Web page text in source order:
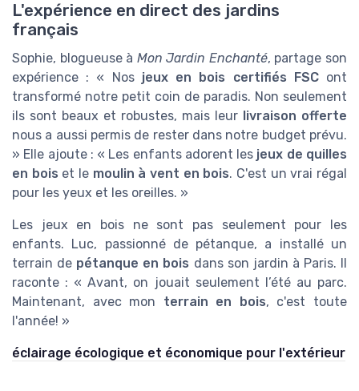
L'expérience en direct des jardins
français
Sophie, blogueuse à Mon Jardin Enchanté, partage son
expérience : « Nos jeux en bois certifiés FSCont
transformé notre petit coin de paradis. Non seulement
ils sont beaux et robustes, mais leur livraison offerte
nous a aussi permis de rester dans notre budget prévu.
» Elle ajoute : « Les enfants adorent les jeux de quilles
en bois et le moulin à vent en bois. C'est un vrai régal
pour les yeux et les oreilles. »
Les jeux en bois ne sont pas seulement pour les
enfants. Luc, passionné de pétanque, a installé un
terrain de pétanque en bois dans son jardin à Paris. Il
raconte : « Avant, on jouait seulement l’été au parc.
Maintenant, avec mon terrain en bois, c'est toute
l'année! »
éclairage écologique et économique pour l'extérieur